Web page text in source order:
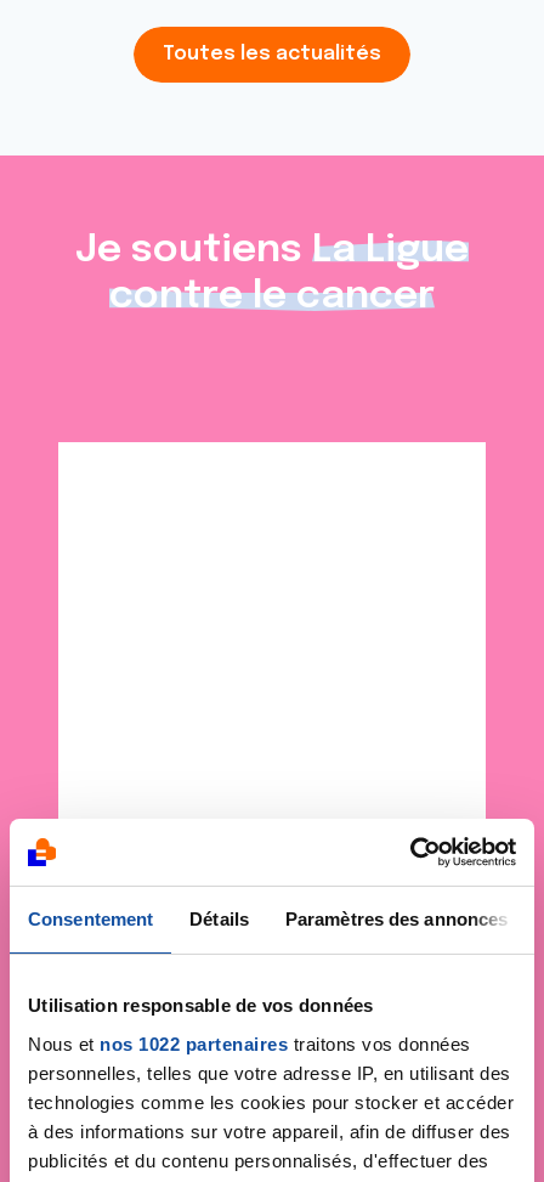
Consentement Détails Paramètres des annonces
Utilisation responsable de vos données
Nous et nos 1022 partenaires traitons vos données
personnelles, telles que votre adresse IP, en utilisant des
technologies comme les cookies pour stocker et accéder
à des informations sur votre appareil, afin de diffuser des
publicités et du contenu personnalisés, d'effectuer des
Toutes les actualités
Je soutiens La Ligue
contre le cancer